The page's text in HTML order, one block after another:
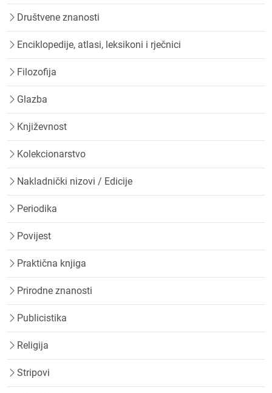
Društvene znanosti
Enciklopedije, atlasi, leksikoni i rječnici
Filozofija
Glazba
Književnost
Kolekcionarstvo
Nakladnički nizovi / Edicije
Periodika
Povijest
Praktična knjiga
Prirodne znanosti
Publicistika
Religija
Stripovi